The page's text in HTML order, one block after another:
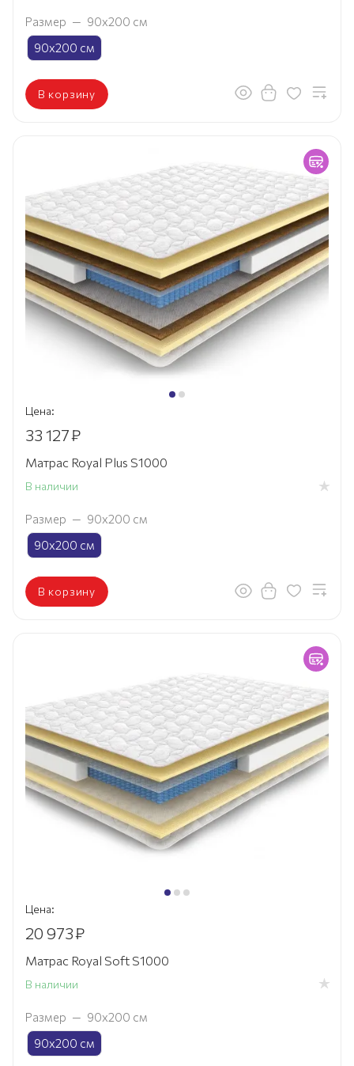
Размер — 90х200 см
90х200 см
В корзину
Цена:
33 127₽
Матрас Royal Plus S1000
В наличии
Размер — 90х200 см
90х200 см
В корзину
Цена:
20 973₽
Матрас Royal Soft S1000
В наличии
Размер — 90х200 см
90х200 см